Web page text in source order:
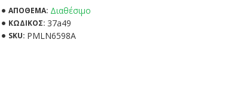
ΑΠΌΘΕΜΑ: Διαθέσιμο
ΚΩΔΙΚΌΣ: 37a49
SKU: PMLN6598A